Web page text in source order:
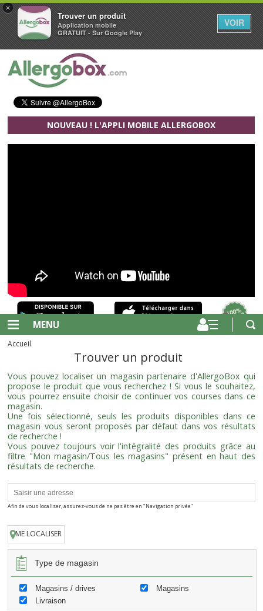
×
Trouver un produit
Application mobile
GRATUIT - Sur Google Play
VOIR
Aller au contenu principal
NOUVEAU ! L'APPLI MOBILE ALLERGOBOX
MENU
Accueil
Trouver un produit
Vous pouvez localiser un magasin partenaire d'AllergoBox qui
propose le produit que vous recherchez ! Si vous le souhaitez,
vous pourrez ensuite choisir de continuer vos courses dans ce
magasin.
Une fois sélectionné, seuls les produits disponibles dans ce
magasin vous seront proposés par défaut dans vos résultats
de recherche !
Vous pouvez toujours voir l'intégralité des produits grâce au
filtre "Mon magasin/Tous les magasins" présent en haut des
résultats de recherche.
Afin de vous localiser, assurez-vous de ne pas être en "Navigation privée"
ME LOCALISER
Type de magasin
Magasins / drives
Magasins
Livraison